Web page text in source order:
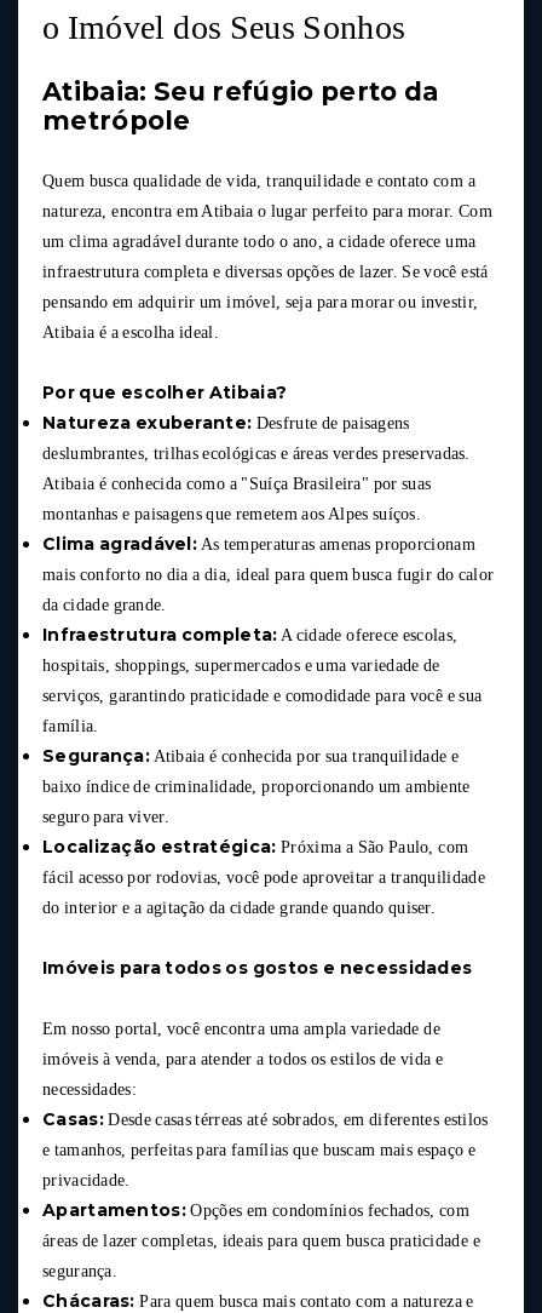
o Imóvel dos Seus Sonhos
Atibaia: Seu refúgio perto da
metrópole
Quem busca qualidade de vida, tranquilidade e contato com a
natureza, encontra em Atibaia o lugar perfeito para morar. Com
um clima agradável durante todo o ano, a cidade oferece uma
infraestrutura completa e diversas opções de lazer. Se você está
pensando em adquirir um imóvel, seja para morar ou investir,
Atibaia é a escolha ideal.
Por que escolher Atibaia?
Natureza exuberante: Desfrute de paisagens
deslumbrantes, trilhas ecológicas e áreas verdes preservadas.
Atibaia é conhecida como a "Suíça Brasileira" por suas
montanhas e paisagens que remetem aos Alpes suíços.
Clima agradável: As temperaturas amenas proporcionam
mais conforto no dia a dia, ideal para quem busca fugir do calor
da cidade grande.
Infraestrutura completa: A cidade oferece escolas,
hospitais, shoppings, supermercados e uma variedade de
serviços, garantindo praticidade e comodidade para você e sua
família.
Segurança: Atibaia é conhecida por sua tranquilidade e
baixo índice de criminalidade, proporcionando um ambiente
seguro para viver.
Localização estratégica: Próxima a São Paulo, com
fácil acesso por rodovias, você pode aproveitar a tranquilidade
do interior e a agitação da cidade grande quando quiser.
Imóveis para todos os gostos e necessidades
Em nosso portal, você encontra uma ampla variedade de
imóveis à venda, para atender a todos os estilos de vida e
necessidades:
Casas:Desde casas térreas até sobrados, em diferentes estilos
e tamanhos, perfeitas para famílias que buscam mais espaço e
privacidade.
Apartamentos:Opções em condomínios fechados, com
áreas de lazer completas, ideais para quem busca praticidade e
segurança.
Chácaras: Para quem busca mais contato com a natureza e